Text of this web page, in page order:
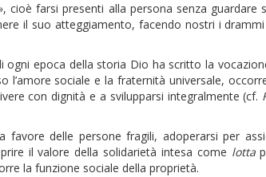
cioè farsi presenti alla persona senza guardare
il suo atteggiamento, facendo nostri i
epoca della storia Dio ha scritto la
l’amore sociale e la fraternità universale,
con dignità e a svilupparsi integralmente (cf.
favore delle persone fragili, adoperarsi per
il valore della solidarietà intesa come lotta
la funzione sociale della proprietà.